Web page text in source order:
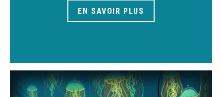
EN SAVOIR PLUS